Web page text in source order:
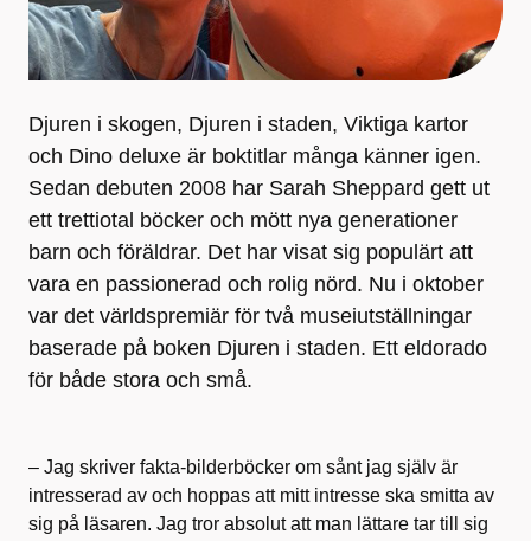
Djuren i skogen, Djuren i staden, Viktiga kartor
och Dino deluxe är boktitlar många känner igen.
Sedan debuten 2008 har Sarah Sheppard gett ut
ett trettiotal böcker och mött nya generationer
barn och föräldrar. Det har visat sig populärt att
vara en passionerad och rolig nörd. Nu i oktober
var det världspremiär för två museiutställningar
baserade på boken Djuren i staden. Ett eldorado
för både stora och små.
– Jag skriver fakta-bilderböcker om sånt jag själv är
intresserad av och hoppas att mitt intresse ska smitta av
sig på läsaren. Jag tror absolut att man lättare tar till sig